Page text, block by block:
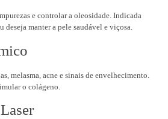
e controlar a oleosidade. Indicada
deseja manter a pele saudável e viçosa.
melasma, acne e sinais de envelhecimento.
o colágeno.